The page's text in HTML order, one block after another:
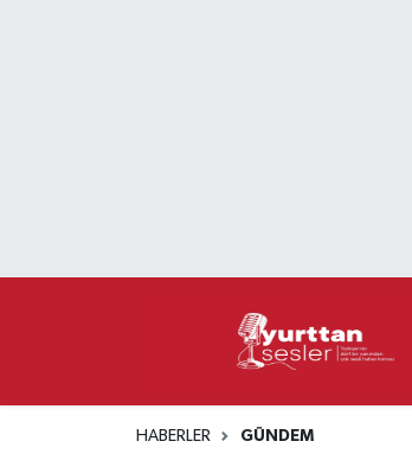
HABERLER GÜNDEM
Süper Lig Puan Durumu ve Fikstür